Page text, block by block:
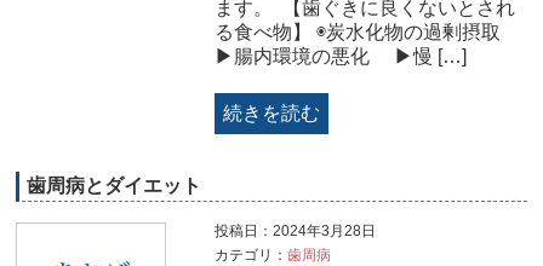
ます。 ⁡ 【歯ぐきに良くないとされ
る食べ物】 ◉炭水化物の過剰摂取
▶腸内環境の悪化 ▶慢 […]
続きを読む
歯周病とダイエット
投稿日：2024年3月28日
カテゴリ： 歯周病